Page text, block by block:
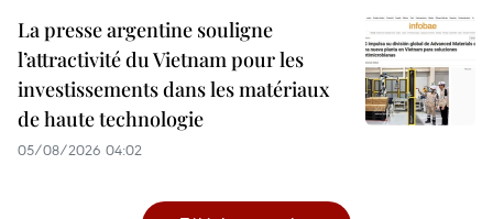
La presse argentine souligne
l’attractivité du Vietnam pour les
investissements dans les matériaux
de haute technologie
05/08/2026 04:02